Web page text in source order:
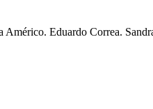
Eduardo Correa.